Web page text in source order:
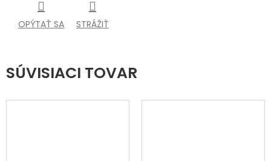
OPÝTAŤ SA STRÁŽIŤ
SÚVISIACI TOVAR